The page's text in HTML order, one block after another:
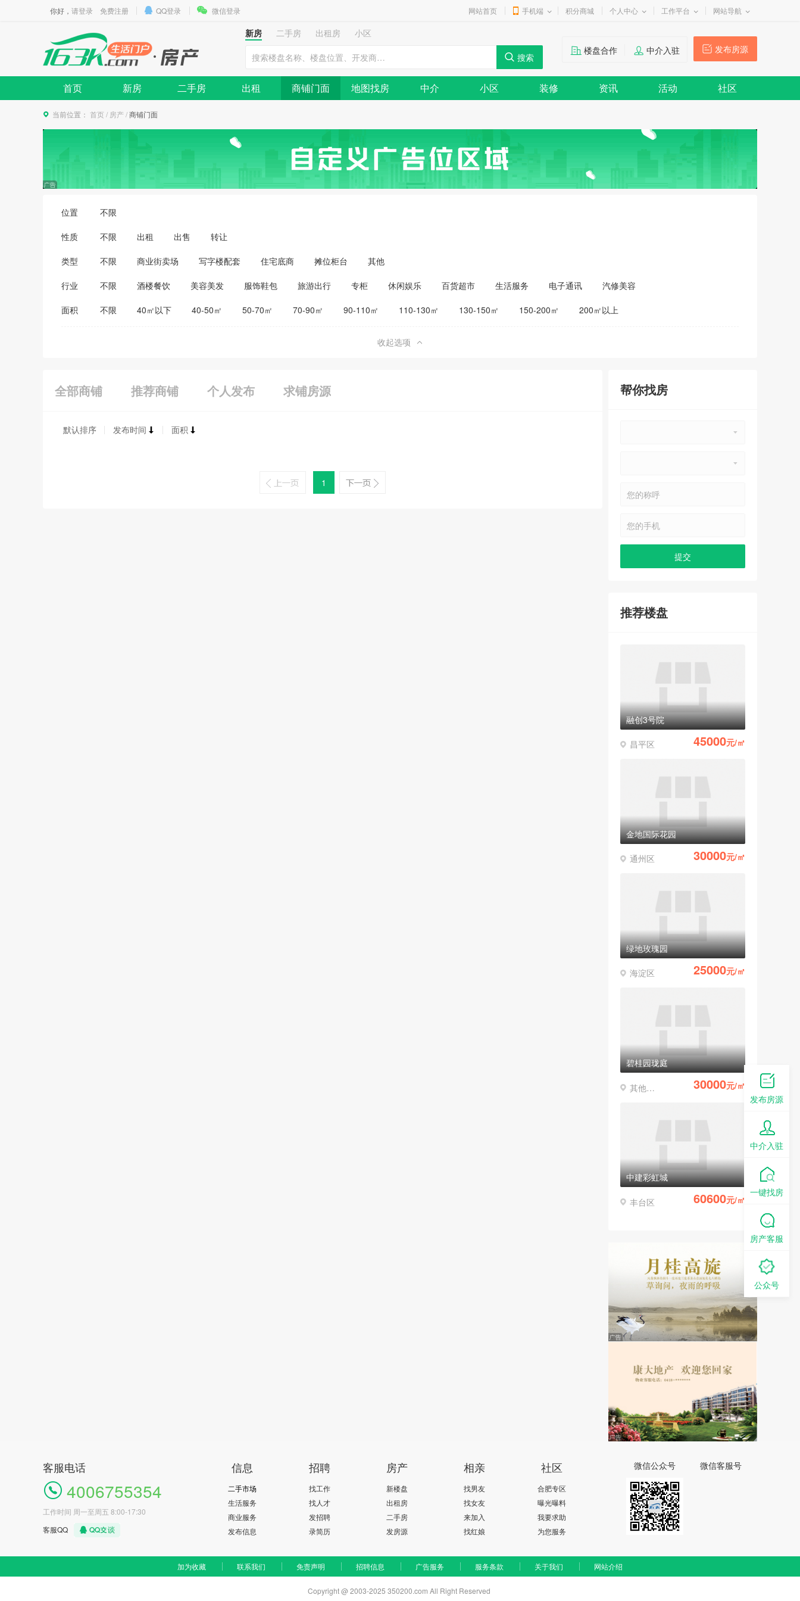
你好， 请登录 免费注册 QQ登录 微信登录 网站首页 手机端 积分商城 个人中心 工作平台 网站导航
新房 二手房 出租房
小区
发布房源
楼盘合作 中介入驻
首页 新房 二手房 出租 商铺门面 地图找房 中介 小区 装修 资讯 活动 社区
当前位置： 首页 / 房产/商铺门面
位置 不限
性质 不限 出租 出售 转让
类型 不限 商业街卖场 写字楼配套 住宅底商 摊位柜台 其他
行业 不限 酒楼餐饮 美容美发 服饰鞋包 旅游出行 专柜 休闲娱乐 百货超市 生活服务 电子通讯
汽修美容
医药保健
家居建材
面积 不限 40㎡以下 40-50㎡ 50-70㎡ 70-90㎡ 90-110㎡ 110-130㎡ 130-150㎡ 150-200㎡ 200㎡以上
收起选项
全部商铺 推荐商铺 个人发布 求铺房源
默认排序 发布时间 面积
1
帮你找房
推荐楼盘
融创3号院
昌平区 45000元/㎡
金地国际花园
通州区 30000元/㎡
绿地玫瑰园
海淀区 25000元/㎡
碧桂园珑庭
其他区县 30000元/㎡
中建彩虹城
丰台区 60600元/㎡
客服电话
4006755354
工作时间 周一至周五 8:00-17:30
客服QQ
信息
二手市场
生活服务
商业服务
发布信息
招聘
找工作
找人才
发招聘
录简历
房产
新楼盘
出租房
二手房
发房源
相亲
找男友
找女友
来加入
找红娘
社区
合肥专区
曝光曝料
我要求助
为您服务
微信公众号 微信客服号
加为收藏 联系我们 免责声明 招聘信息 广告服务 服务条款 关于我们 网站介绍
Copyright @ 2003-2025 350200.com All Right Reserved
发布房源
中介入驻
一键找房
房产客服
公众号